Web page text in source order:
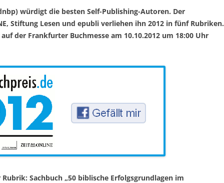
würdigt die besten Self-Publishing-Autoren. Der
Stiftung Lesen und epubli verliehen ihn 2012 in fünf Rubriken.
der Frankfurter Buchmesse am 10.10.2012 um 18:00 Uhr
Sachbuch „50 biblische Erfolgsgrundlagen im